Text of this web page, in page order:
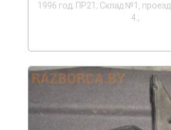
1996 год; ПР21; Склад №1,
4.;